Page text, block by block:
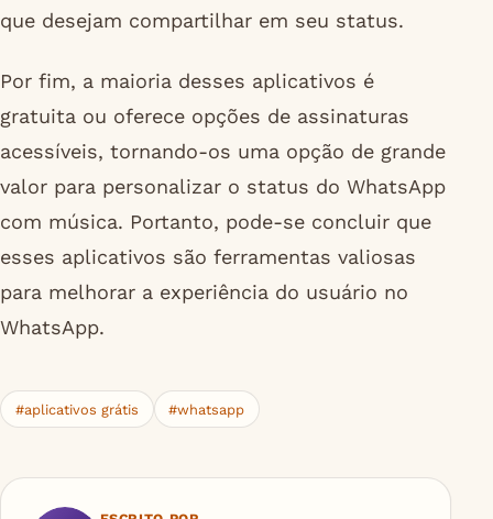
que desejam compartilhar em seu status.
Por fim, a maioria desses aplicativos é
gratuita ou oferece opções de assinaturas
acessíveis, tornando-os uma opção de grande
valor para personalizar o status do WhatsApp
com música. Portanto, pode-se concluir que
esses aplicativos são ferramentas valiosas
para melhorar a experiência do usuário no
WhatsApp.
#aplicativos grátis #whatsapp